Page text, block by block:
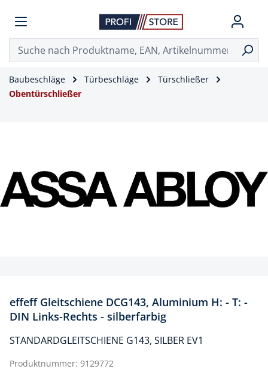
Baubeschläge Türbeschläge
Türschließer
Obentürschließer
effeff Gleitschiene DCG143, Aluminium H: - T: -
DIN Links-Rechts - silberfarbig
STANDARDGLEITSCHIENE G143, SILBER EV1
Produktnummer: 9129772